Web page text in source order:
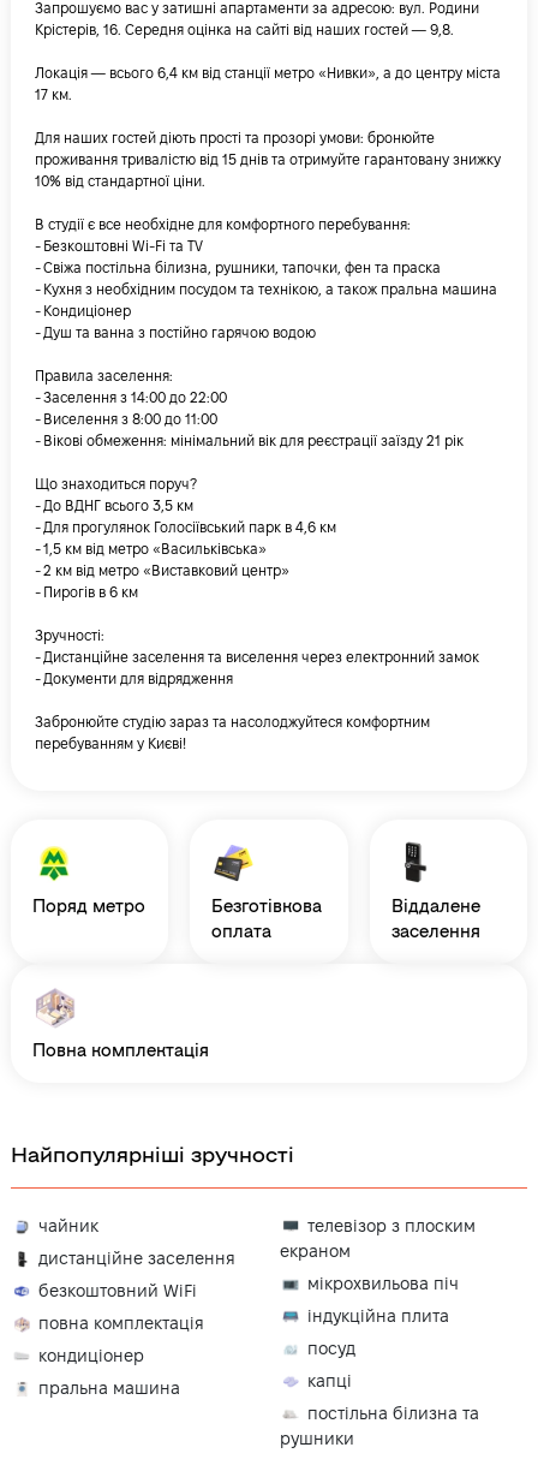
Запрошуємо вас у затишні апартаменти за адресою: вул. Родини
Крістерів, 16. Середня оцінка на сайті від наших гостей — 9,8.
Локація — всього 6,4 км від станції метро «Нивки», а до центру міста
17 км.
Для наших гостей діють прості та прозорі умови: бронюйте
проживання тривалістю від 15 днів та отримуйте гарантовану знижку
10% від стандартної ціни.
В студії є все необхідне для комфортного перебування:
- Безкоштовні Wi-Fi та TV
- Свіжа постільна білизна, рушники, тапочки, фен та праска
- Кухня з необхідним посудом та технікою, а також пральна машина
- Кондиціонер
- Душ та ванна з постійно гарячою водою
Правила заселення:
- Заселення з 14:00 до 22:00
- Виселення з 8:00 до 11:00
- Вікові обмеження: мінімальний вік для реєстрації заїзду 21 рік
Що знаходиться поруч?
- До ВДНГ всього 3,5 км
- Для прогулянок Голосіївський парк в 4,6 км
- 1,5 км від метро «Васильківська»
- 2 км від метро «Виставковий центр»
- Пирогів в 6 км
Зручності:
- Дистанційне заселення та виселення через електронний замок
- Документи для відрядження
Забронюйте студію зараз та насолоджуйтеся комфортним
перебуванням у Києві!
поряд метро
безготівкова
оплата
віддалене
заселення
повна комплектація
Найпопулярніші зручності
чайник
дистанційне заселення
безкоштовний WiFi
повна комплектація
кондиціонер
пральна машина
телевізор з плоским
екраном
мікрохвильова піч
індукційна плита
посуд
капці
постільна білизна та
рушники